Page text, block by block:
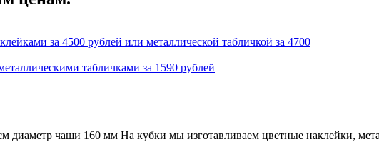
за 4500 рублей или металлической табличкой за 4700
табличками за 1590 рублей
диаметр чаши 160 мм На кубки мы изготавливаем цветные наклейки,